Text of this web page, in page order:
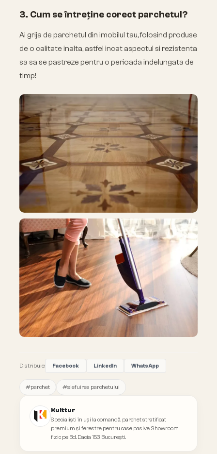
3. Cum se întreține corect parchetul?
Ai grija de parchetul din imobilul tau, folosind produse
de o calitate inalta, astfel incat aspectul si rezistenta
sa sa se pastreze pentru o perioada indelungata de
timp!
Distribuie: Facebook LinkedIn WhatsApp
#parchet #slefuirea parchetului
Kulttur
Specialiști în uși la comandă, parchet stratificat
premium și ferestre pentru case pasive. Showroom
fizic pe Bd. Dacia 153, București.